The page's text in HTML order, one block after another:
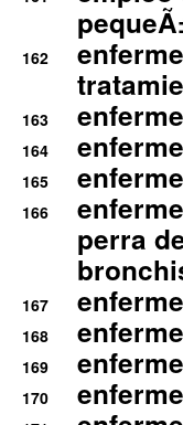
162
163
164
165
166
perra
167
168
169
170